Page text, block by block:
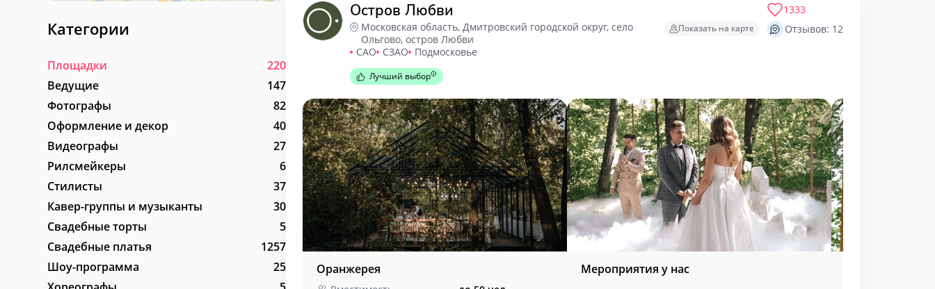
Категории
Площадки
220
Ведущие
147
Фотографы
82
Оформление и декор
40
Видеографы
27
Рилсмейкеры
6
Стилисты
37
Кавер-группы и музыканты
30
Свадебные торты
5
Свадебные платья
1257
Шоу-программа
25
Остров Любви
Московская область, Дмитровский городской округ, село
Ольгово, остров Любви
САО СЗАО Подмосковье
Показать на карте
1333
Отзывов: 12
Лучший выбор
Оранжерея Мероприятия у нас